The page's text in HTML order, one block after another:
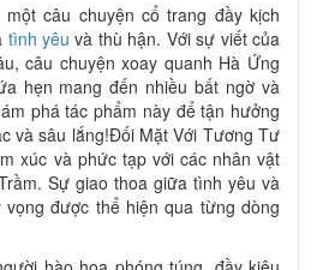
câu chuyện cổ trang đầy kịch
tình yêu và thù hận. Với sự viết của
câu chuyện xoay quanh Hà Ứng
hẹn mang đến nhiều bất ngờ và
phá tác phẩm này để tận hưởng
và sâu lắng!Đối Mặt Với Tương Tư
xúc và phức tạp với các nhân vật
Sự giao thoa giữa tình yêu và
được thể hiện qua từng dòng